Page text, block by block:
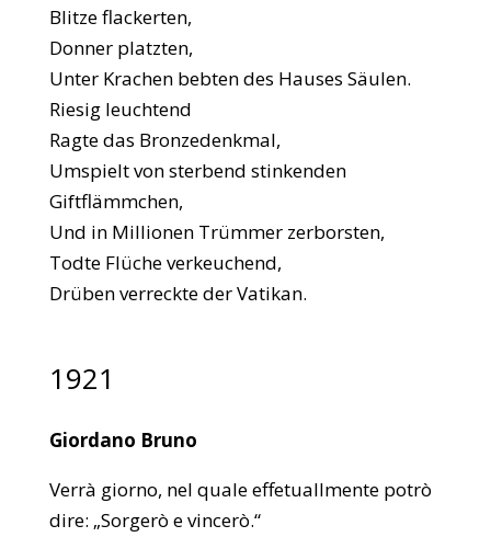
Blitze flackerten,
Donner platzten,
Unter Krachen bebten des Hauses Säulen.
Riesig leuchtend
Ragte das Bronzedenkmal,
Umspielt von sterbend stinkenden
Giftflämmchen,
Und in Millionen Trümmer zerborsten,
Todte Flüche verkeuchend,
Drüben verreckte der Vatikan.
1921
Giordano Bruno
Verrà giorno, nel quale effetuallmente potrò
dire: „Sorgerò e vincerò.“